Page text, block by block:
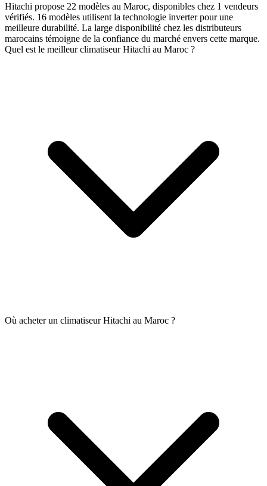
Hitachi propose 22 modèles au Maroc, disponibles chez 1 vendeurs
vérifiés. 16 modèles utilisent la technologie inverter pour une
meilleure durabilité. La large disponibilité chez les distributeurs
marocains témoigne de la confiance du marché envers cette marque.
Quel est le meilleur climatiseur Hitachi au Maroc ?
Où acheter un climatiseur Hitachi au Maroc ?